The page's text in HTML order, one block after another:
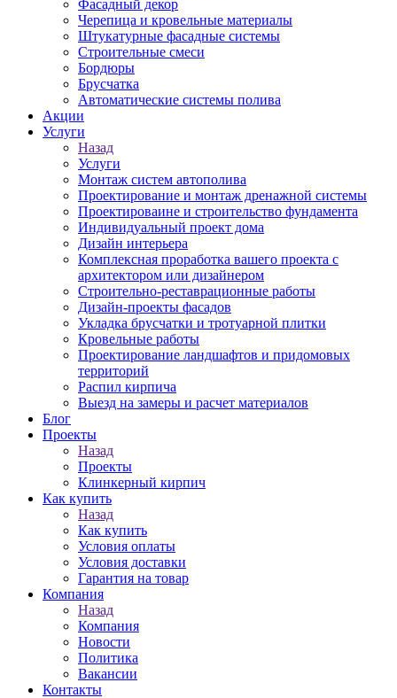
Фасадный декор
Черепица и кровельные материалы
Штукатурные фасадные системы
Строительные смеси
Бордюры
Брусчатка
Автоматические системы полива
Акции
Услуги
Назад
Услуги
Монтаж систем автополива
Проектирование и монтаж дренажной системы
Проектироваине и строительство фундамента
Индивидуальный проект дома
Дизайн интерьера
Комплексная проработка вашего проекта с
архитектором или дизайнером
Строительно-реставрационные работы
Дизайн-проекты фасадов
Укладка брусчатки и тротуарной плитки
Кровельные работы
Проектирование ландшафтов и придомовых
территорий
Распил кирпича
Выезд на замеры и расчет материалов
Блог
Проекты
Назад
Проекты
Клинкерный кирпич
Как купить
Назад
Как купить
Условия оплаты
Условия доставки
Гарантия на товар
Компания
Назад
Компания
Новости
Политика
Вакансии
Контакты